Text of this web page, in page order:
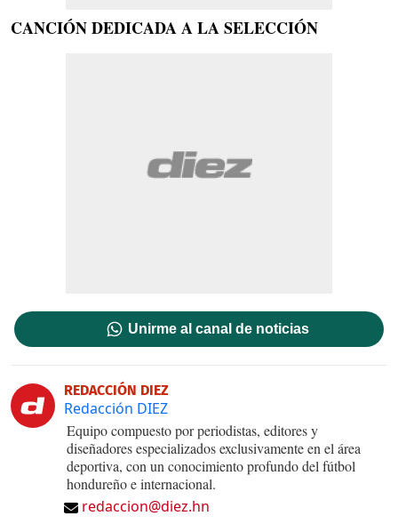
CANCIÓN DEDICADAA LA SELECCIÓN
Unirme al canal de noticias
REDACCIÓN DIEZ
Redacción DIEZ
Equipo compuesto por periodistas, editores y
diseñadores especializados exclusivamente en el área
deportiva, con un conocimiento profundo del fútbol
hondureño e internacional.
redaccion@diez.hn